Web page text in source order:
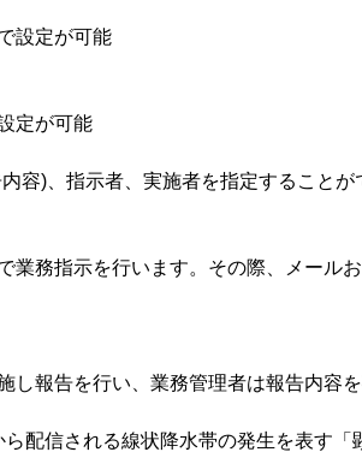
設定が可能
定が可能
容)、指示者、実施者を指定することが
業務指示を行います。その際、メール
し報告を行い、業務管理者は報告内容
配信される線状降水帯の発生を表す「